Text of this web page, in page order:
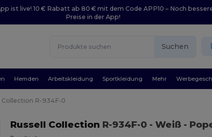
ist live! 10 € Rabatt ab 80 € mit dem Code APP10 – Noch
Preise in der App!
Suchen
Hemden Arbeitskleidung Sportkleidung Mehr
Collection R-934F-0
Russell Collection R-934F-0 - Weiß-